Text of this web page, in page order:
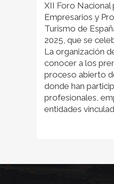
XII Foro Nacional
Empresarios y
Turismo de
2025, que se
La organización
conocer a los
proceso abierto
donde han
profesionales,
entidades